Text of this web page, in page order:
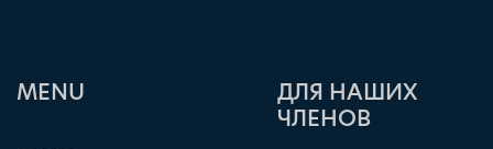
ΜΕΝU
ДЛЯ НАШИХ
ЧЛЕНОВ